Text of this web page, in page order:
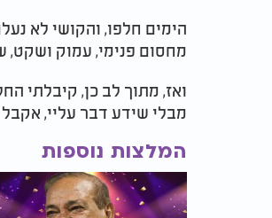
הימים חלפו, והקושי לא
מחסום פנימי, עמוק ושקט,
ואז, מתוך לב כן, קיבלתי
מבלי שידע דבר עליי,
המלצות נוספות